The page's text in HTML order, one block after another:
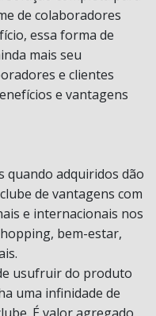
de colaboradores
essa forma de
mais seu
e clientes
e vantagens
quando adquiridos dão
de vantagens com
e internacionais nos
bem-estar,
usufruir do produto
uma infinidade de
É valor agregado